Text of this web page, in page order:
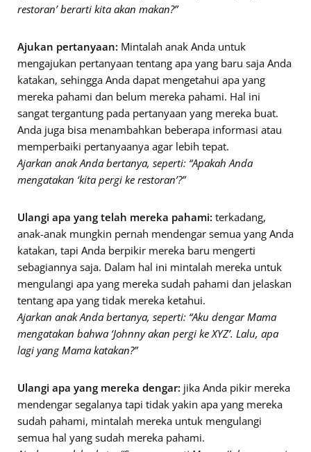
restoran’ berarti kita akan makan?”
Ajukan pertanyaan: Mintalah anak Anda untuk
mengajukan pertanyaan tentang apa yang baru saja Anda
katakan, sehingga Anda dapat mengetahui apa yang
mereka pahami dan belum mereka pahami. Hal ini
sangat tergantung pada pertanyaan yang mereka buat.
Anda juga bisa menambahkan beberapa informasi atau
memperbaiki pertanyaanya agar lebih tepat.
Ajarkan anak Anda bertanya, seperti: “Apakah Anda
mengatakan ‘kita pergi ke restoran’?”
Ulangi apa yang telah mereka pahami: terkadang,
anak-anak mungkin pernah mendengar semua yang Anda
katakan, tapi Anda berpikir mereka baru mengerti
sebagiannya saja. Dalam hal ini mintalah mereka untuk
mengulangi apa yang mereka sudah pahami dan jelaskan
tentang apa yang tidak mereka ketahui.
Ajarkan anak Anda bertanya, seperti: “Aku dengar Mama
mengatakan bahwa ‘Johnny akan pergi ke XYZ’. Lalu, apa
lagi yang Mama katakan?”
Ulangi apa yang mereka dengar: jika Anda pikir mereka
mendengar segalanya tapi tidak yakin apa yang mereka
sudah pahami, mintalah mereka untuk mengulangi
semua hal yang sudah mereka pahami.